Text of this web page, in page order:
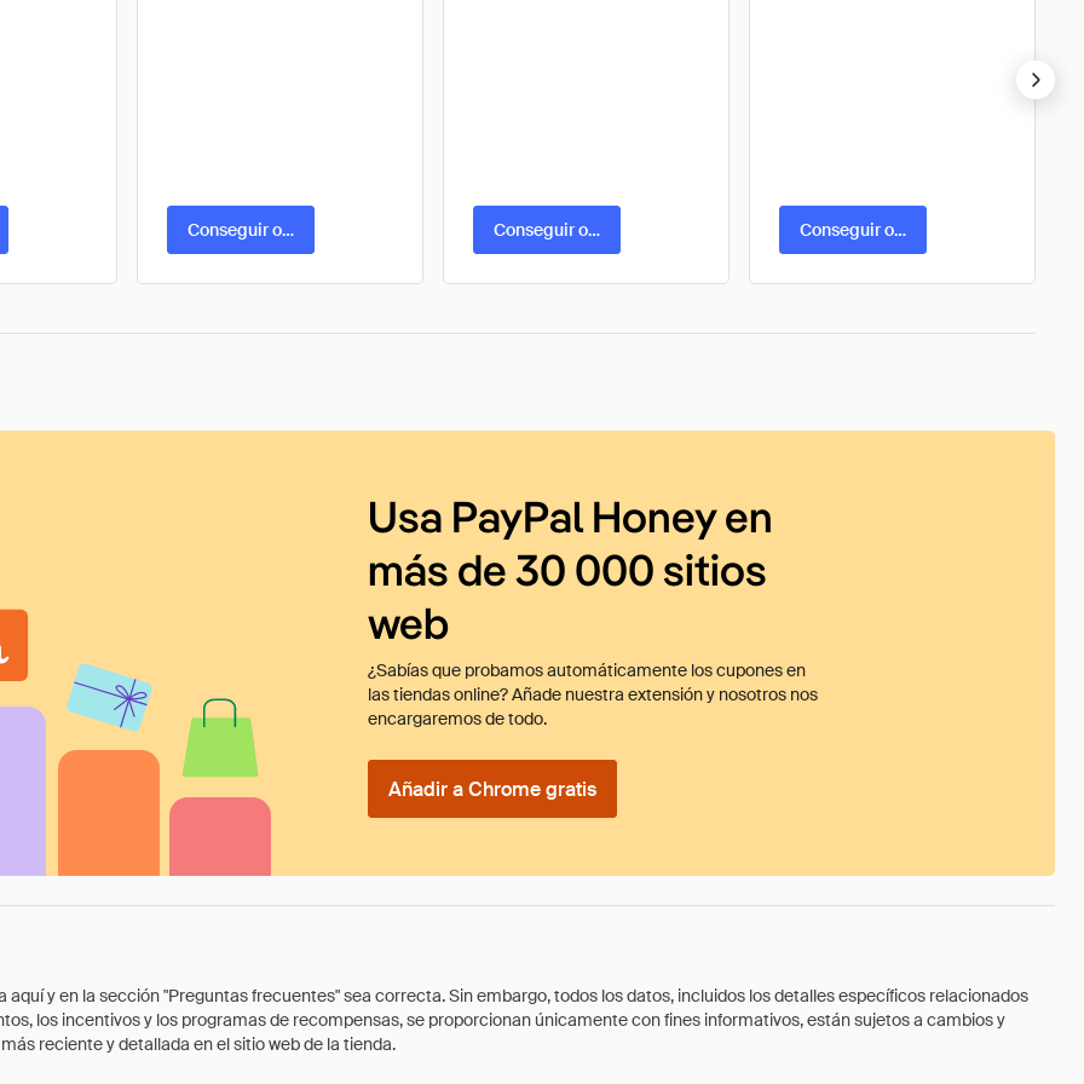
Conseguir oferta Conseguir oferta Conseguir oferta
Usa PayPal Honey en
más de 30 000 sitios
web
¿Sabías que probamos automáticamente los cupones en
las tiendas online? Añade nuestra extensión y nosotros nos
encargaremos de todo.
Añadir a Chrome gratis
y en la sección "Preguntas frecuentes" sea correcta. Sin embargo, todos los datos, incluidos los detalles específicos relacionados
los incentivos y los programas de recompensas, se proporcionan únicamente con fines informativos, están sujetos a cambios y
reciente y detallada en el sitio web de la tienda.